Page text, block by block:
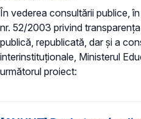
În vederea consultării publice,
nr. 52/2003 privind
publică, republicată, dar și a
interinstituționale, Ministerul
următorul proiect: